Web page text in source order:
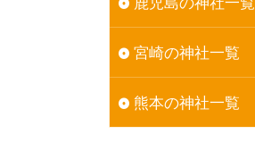
宮崎の神社一覧
熊本の神社一覧